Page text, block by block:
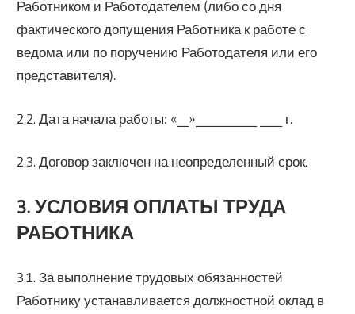
Работником и Работодателем (либо со дня
фактического допущения Работника к работе с
ведома или по поручению Работодателя или его
представителя).
2.2. Дата начала работы: «__»___________ ____ г.
2.3. Договор заключен на неопределенный срок.
3. УСЛОВИЯ ОПЛАТЫ ТРУДА
РАБОТНИКА
3.1. За выполнение трудовых обязанностей
Работнику устанавливается должностной оклад в